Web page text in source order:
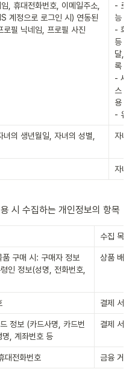
, 휴대전화번호, 이메일주소,
계정으로 로그인 시) 연동된
필 닉네임, 프로필 사진
- 로그
능 제공
- 회원
등 적
달, 불
록 보
- 새로
스 및
용
- 유료
녀의 생년월일, 자녀의 성별,
자녀
자녀
시 수집하는 개인정보의 항목
수집 목적
구매 시: 구매자 정보
인 정보(성명, 전화번호,
상품 배송
결제 서비
정보 (카드사명, 카드번
, 계좌번호 등
결제 서비
대전화번호 금융 거래